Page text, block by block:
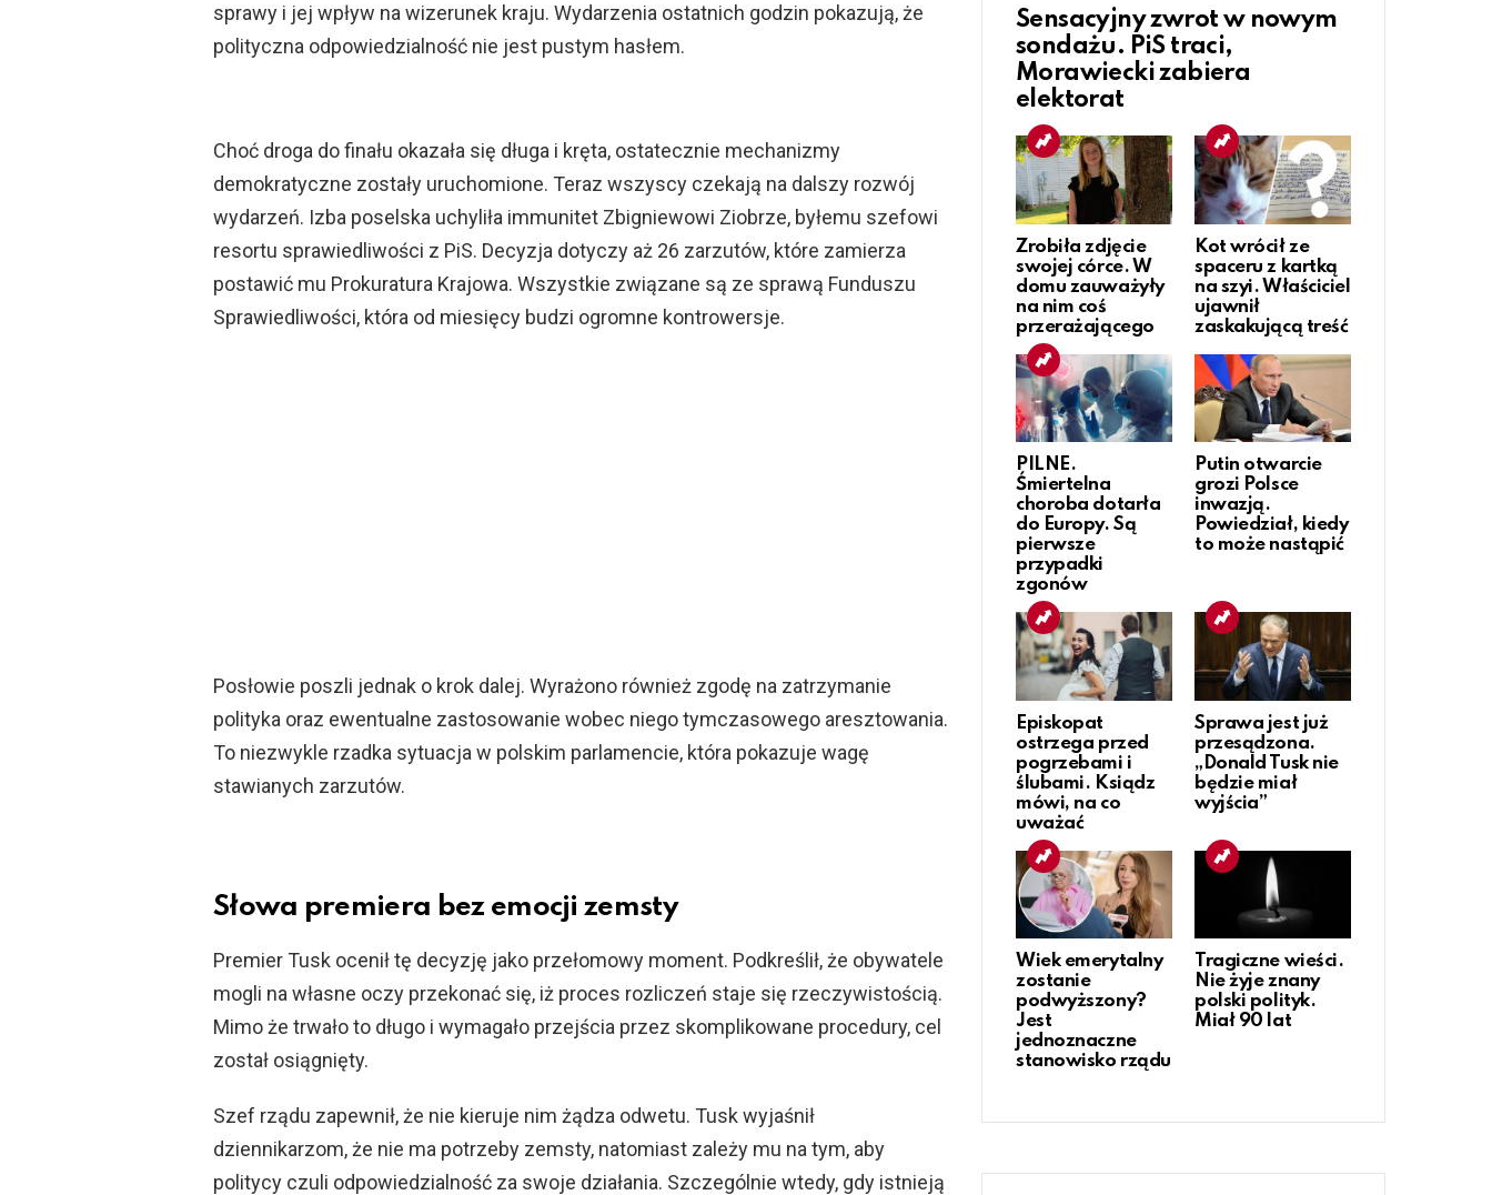
sprawy i jej wpływ na wizerunek kraju. Wydarzenia ostatnich godzin pokazują, że
polityczna odpowiedzialność nie jest pustym hasłem.
Choć droga do finału okazała się długa i kręta, ostatecznie mechanizmy
demokratyczne zostały uruchomione. Teraz wszyscy czekają na dalszy rozwój
wydarzeń. Izba poselska uchyliła immunitet Zbigniewowi Ziobrze, byłemu szefowi
resortu sprawiedliwości z PiS. Decyzja dotyczy aż 26 zarzutów, które zamierza
postawić mu Prokuratura Krajowa. Wszystkie związane są ze sprawą Funduszu
Sprawiedliwości, która od miesięcy budzi ogromne kontrowersje.
Posłowie poszli jednak o krok dalej. Wyrażono również zgodę na zatrzymanie
polityka oraz ewentualne zastosowanie wobec niego tymczasowego aresztowania.
To niezwykle rzadka sytuacja w polskim parlamencie, która pokazuje wagę
stawianych zarzutów.
Słowa premiera bez emocji zemsty
Premier Tusk ocenił tę decyzję jako przełomowy moment. Podkreślił, że obywatele
mogli na własne oczy przekonać się, iż proces rozliczeń staje się rzeczywistością.
Mimo że trwało to długo i wymagało przejścia przez skomplikowane procedury, cel
został osiągnięty.
Szef rządu zapewnił, że nie kieruje nim żądza odwetu. Tusk wyjaśnił
dziennikarzom, że nie ma potrzeby zemsty, natomiast zależy mu na tym, aby
politycy czuli odpowiedzialność za swoje działania. Szczególnie wtedy, gdy istnieją
Sensacyjny zwrot w nowym
sondażu. PiS traci,
Morawiecki zabiera
elektorat
Zrobiła zdjęcie
swojej córce. W
domu zauważyły
na nim coś
przerażającego
Kot wrócił ze
spaceru z kartką
na szyi. Właściciel
ujawnił
zaskakującą treść
PILNE.
Śmiertelna
choroba dotarła
do Europy. Są
pierwsze
przypadki
zgonów
Putin otwarcie
grozi Polsce
inwazją.
Powiedział, kiedy
to może nastąpić
Episkopat
ostrzega przed
pogrzebami i
ślubami. Ksiądz
mówi, na co
uważać
Sprawa jest już
przesądzona.
„Donald Tusk nie
będzie miał
wyjścia”
Wiek emerytalny
zostanie
podwyższony?
Jest
jednoznaczne
stanowisko rządu
Tragiczne wieści.
Nie żyje znany
polski polityk.
Miał 90 lat